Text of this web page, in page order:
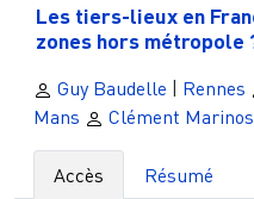
Les tiers-lieux en
zones hors métropole
Guy Baudelle | Rennes
Mans
Clément Marinos
Accès Résumé